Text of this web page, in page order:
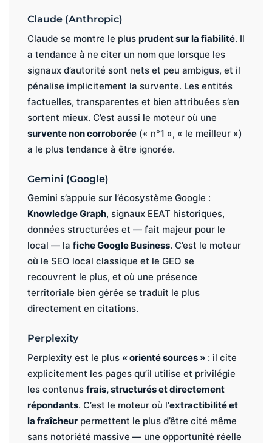
Claude (Anthropic)
Claude se montre le plus prudent sur la fiabilité. Il
a tendance à ne citer un nom que lorsque les
signaux d’autorité sont nets et peu ambigus, et il
pénalise implicitement la survente. Les entités
factuelles, transparentes et bien attribuées s’en
sortent mieux. C’est aussi le moteur où une
survente non corroborée (« n°1 », « le meilleur »)
a le plus tendance à être ignorée.
Gemini (Google)
Gemini s’appuie sur l’écosystème Google :
Knowledge Graph, signaux EEAT historiques,
données structurées et — fait majeur pour le
local — la fiche Google Business. C’est le moteur
où le SEO local classique et le GEO se
recouvrent le plus, et où une présence
territoriale bien gérée se traduit le plus
directement en citations.
Perplexity
Perplexity est le plus « orienté sources » : il cite
explicitement les pages qu’il utilise et privilégie
les contenus frais, structurés et directement
répondants. C’est le moteur où l’extractibilité et
la fraîcheur permettent le plus d’être cité même
sans notoriété massive — une opportunité réelle